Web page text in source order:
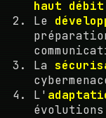
haut débit
Le
La
L'